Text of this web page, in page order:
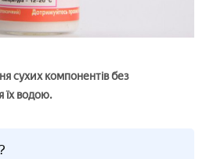
сухих компонентів без
їх водою.